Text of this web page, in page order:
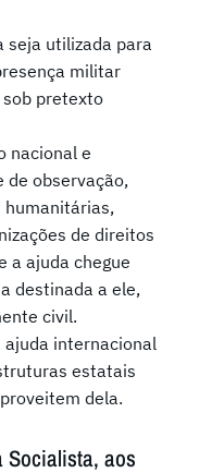
seja utilizada para
militar
pretexto
nacional e
de observação,
humanitárias,
de direitos
a ajuda chegue
destinada a ele,
civil.
ajuda internacional
estatais
dela.
Socialista, aos